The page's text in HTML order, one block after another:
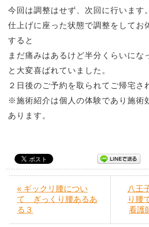
今回は調整はせず、次回に行います。
仕上げに座った状態で調整をしてお
すると
まだ痛みはあるけど半分くらいにな
と大変喜ばれていました。
２日後のご予約を取られてご帰宅さ
※施術紹介は個人の体験であり施術
あります。
« ギックリ腰につい
て ぎっくり腰あるあ
る３
八王
り腰
看護